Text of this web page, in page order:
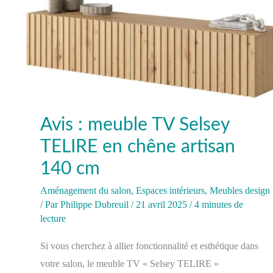
Avis : meuble TV Selsey
TELIRE en chêne artisan
140 cm
Aménagement du salon, Espaces intérieurs, Meubles design
/ ParPhilippe Dubreuil / 21 avril 2025 /4 minutes de
lecture
Si vous cherchez à allier fonctionnalité et esthétique dans
votre salon, le meuble TV « Selsey TELIRE »
artisan
cm